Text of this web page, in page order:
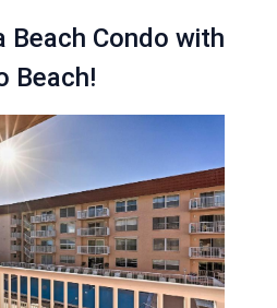
Beach Condo with
Beach!